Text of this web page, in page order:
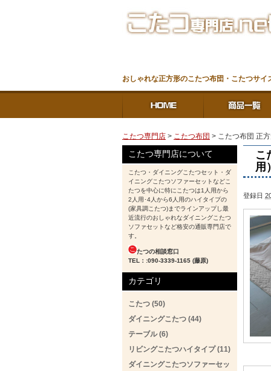
おしゃれな正方形のこたつ布団・こたつサ
こたつ専門店 > こたつ布団 > こたつ布団 正
こ
用
登録日
こたつ専門店について
こたつ・ダイニングこたつセット・ダ
イニングこたつソファーセットなどこ
たつを中心に特にこたつは1人用から
2人用･4人から6人用のハイタイプの
(家具調こたつ)までラインアップし最
近流行のおしゃれなダイニングこたつ
ソファセットなど格安の通販専門店で
す。
たつの相談窓口
TEL：:090-3339-1165 (藤原)
カテゴリ
こたつ (50)
ダイニングこたつ (44)
テーブル (6)
リビングこたつハイタイプ (11)
ダイニングこたつソファーセッ